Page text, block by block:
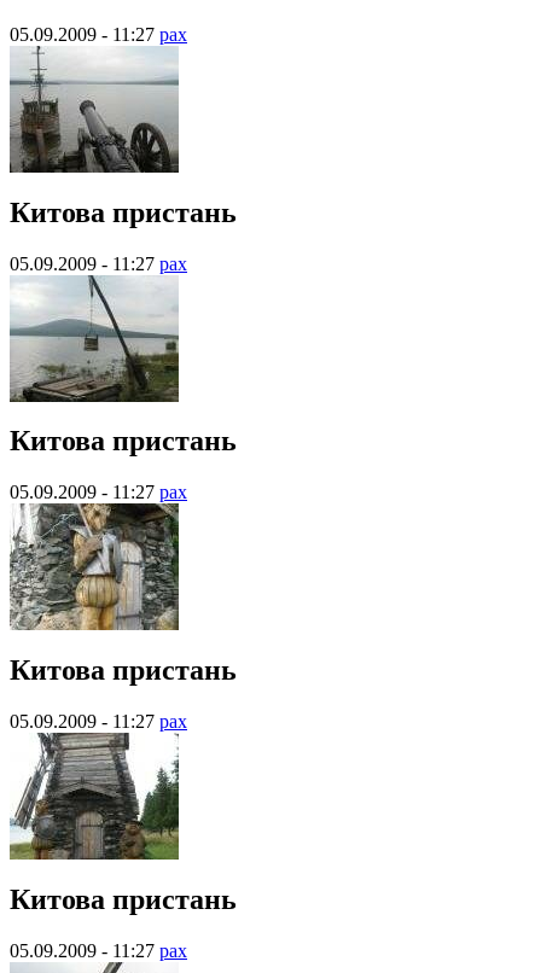
05.09.2009 - 11:27 pax
Китова пристань
05.09.2009 - 11:27 pax
Китова пристань
05.09.2009 - 11:27 pax
Китова пристань
05.09.2009 - 11:27 pax
Китова пристань
05.09.2009 - 11:27 pax